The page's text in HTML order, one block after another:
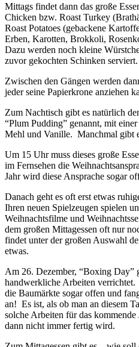
Mittags findet dann das große
Chicken bzw. Roast Turkey
Roast Potatoes (gebackene
Erben, Karotten, Brokkoli,
Dazu werden noch kleine
zuvor gekochten Schinken
Zwischen den Gängen werden
jeder seine Papierkrone anziehen
Zum Nachtisch gibt es natürlich
“Plum Pudding” genannt, mit
Mehl und Vanille. Manchmal gibt
Um 15 Uhr muss dieses große
im Fernsehen die
Jahr wird diese Ansprache sogar
Danach geht es oft erst etwas
Ihren neuen Spielzeugen spielen
Weihnachtsfilme und
dem großen Mittagessen oft nur
findet unter der großen Auswahl
etwas.
Am 26. Dezember, “Boxing Day”
handwerkliche Arbeiten verrichtet.
die Baumärkte sogar offen und
an! Es ist, als ob man an diesem
solche Arbeiten für das
dann nicht immer fertig wird.